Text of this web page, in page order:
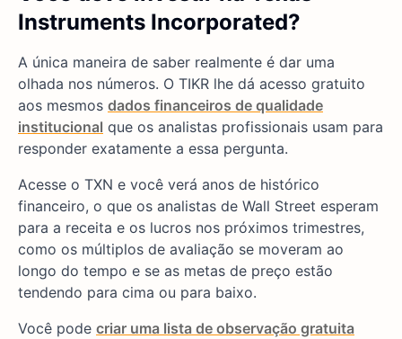
Instruments Incorporated?
A única maneira de saber realmente é dar uma
olhada nos números. O TIKR lhe dá acesso gratuito
aos mesmos dados financeiros de qualidade
institucional que os analistas profissionais usam para
responder exatamente a essa pergunta.
Acesse o TXN e você verá anos de histórico
financeiro, o que os analistas de Wall Street esperam
para a receita e os lucros nos próximos trimestres,
como os múltiplos de avaliação se moveram ao
longo do tempo e se as metas de preço estão
tendendo para cima ou para baixo.
Você pode criar uma lista de observação gratuita